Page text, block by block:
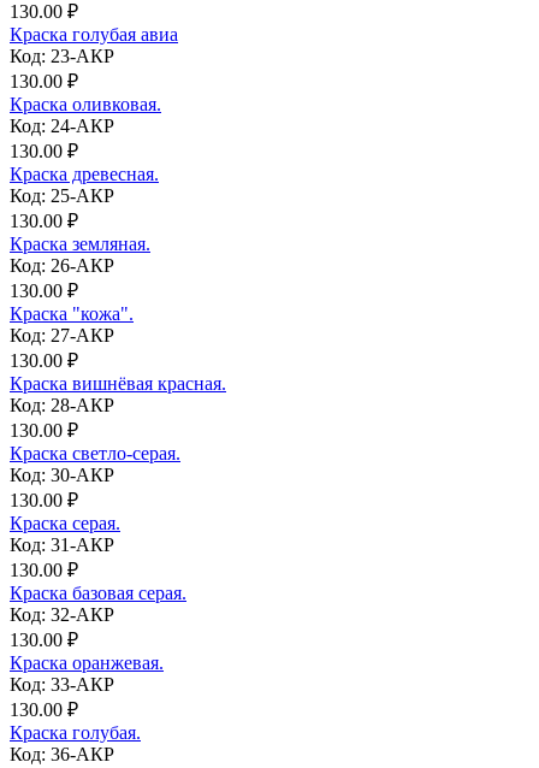
130.00 ₽
Краска голубая авиа
Код: 23-АКР
130.00 ₽
Краска оливковая.
Код: 24-АКР
130.00 ₽
Краска древесная.
Код: 25-АКР
130.00 ₽
Краска земляная.
Код: 26-АКР
130.00 ₽
Краска "кожа".
Код: 27-АКР
130.00 ₽
Краска вишнёвая красная.
Код: 28-АКР
130.00 ₽
Краска светло-серая.
Код: 30-АКР
130.00 ₽
Краска серая.
Код: 31-АКР
130.00 ₽
Краска базовая серая.
Код: 32-АКР
130.00 ₽
Краска оранжевая.
Код: 33-АКР
130.00 ₽
Краска голубая.
Код: 36-АКР